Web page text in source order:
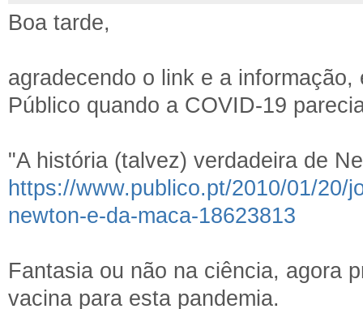
Boa tarde,
agradecendo o link e a
Público quando a COVID-19
"A história (talvez) verdadeira de
https://www.publico.pt/2010/01/20/
newton-e-da-maca-18623813
Fantasia ou não na ciência, agora
vacina para esta pandemia.